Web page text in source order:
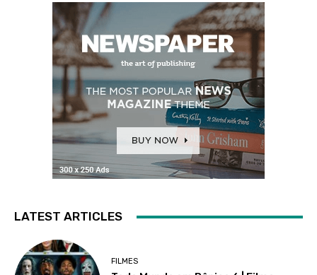
LATEST ARTICLES
FILMES